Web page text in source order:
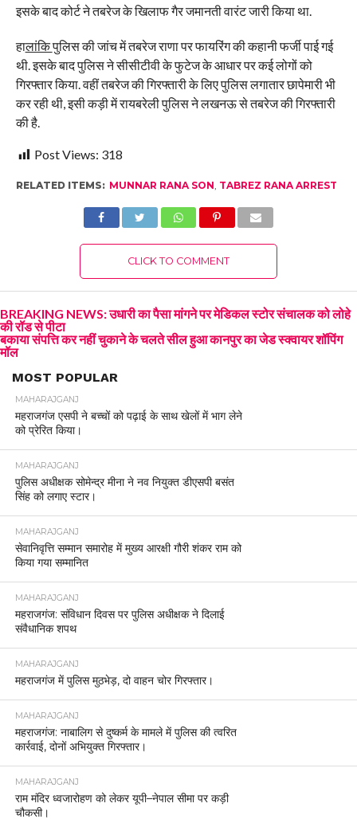
इसके बाद कोर्ट ने तबरेज के खिलाफ गैर जमानती वारंट जारी किया था.
हालांकिपुलिस की जांच में तबरेज राणा पर फायरिंग की कहानी फर्जी पाई गई
थी. इसके बाद पुलिस ने सीसीटीवी के फुटेज के आधार पर कई लोगों को
गिरफ्तार किया. वहीं तबरेज की गिरफ्तारी के लिए पुलिस लगातार छापेमारी भी
कर रही थी, इसी कड़ी में रायबरेली पुलिस ने लखनऊ से तबरेज की गिरफ्तारी
की है.
Post Views: 318
RELATED ITEMS: MUNNAR RANA SON TABREZ RANA ARREST
CLICK TO COMMENT
BREAKING NEWS: उधारी का पैसा मांगने पर मेडिकल स्टोर संचालक को लोहे
की रॉड से पीटा
बकाया संपत्ति कर नहीं चुकाने के चलते सील हुआ कानपुर का जेड स्क्वायर शॉपिंग
मॉल
MOST POPULAR
MAHARAJGANJ
महराजगंज एसपी ने बच्चों को पढ़ाई के साथ खेलों में भाग लेने
को प्रेरित किया।
MAHARAJGANJ
पुलिस अधीक्षक सोमेन्द्र मीना ने नव नियुक्त डीएसपी बसंत
सिंह को लगाए स्टार।
MAHARAJGANJ
सेवानिवृत्ति सम्मान समारोह में मुख्य आरक्षी गौरी शंकर राम को
किया गया सम्मानित
MAHARAJGANJ
महराजगंज: संविधान दिवस पर पुलिस अधीक्षक ने दिलाई
संवैधानिक शपथ
MAHARAJGANJ
महराजगंज में पुलिस मुठभेड़, दो वाहन चोर गिरफ्तार।
MAHARAJGANJ
महराजगंज: नाबालिग से दुष्कर्म के मामले में पुलिस की त्वरित
कार्रवाई, दोनों अभियुक्त गिरफ्तार।
MAHARAJGANJ
राम मंदिर ध्वजारोहण को लेकर यूपी–नेपाल सीमा पर कड़ी
चौकसी।